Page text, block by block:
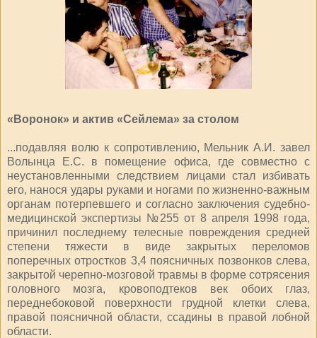
«Воронок» и актив «Сейлема» за столом
...подавляя волю к сопротивлению, Мельник А.И. завел
Волынца Е.С. в помещение офиса, где совместно с
неустановленными следствием лицами стал избивать
его, нанося удары руками и ногами по жизненно-важным
органам потерпевшего и согласно заключения судебно-
медицинской экспертизы №255 от 8 апреля 1998 года,
причинил последнему телесные повреждения средней
степени тяжести в виде закрытых переломов
поперечных отростков 3,4 поясничных позвонков слева,
закрытой черепно-мозговой травмы в форме сотрясения
головного мозга, кровоподтеков век обоих глаз,
переднебоковой поверхности грудной клетки слева,
правой поясничной области, ссадины в правой лобной
области.